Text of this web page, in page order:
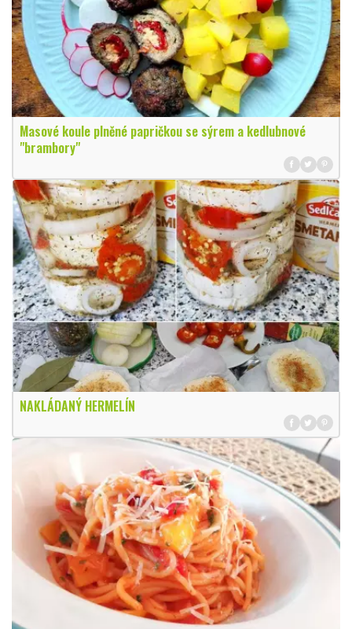
Masové koule plněné papričkou se sýrem a kedlubnové
"brambory"
NAKLÁDANÝ HERMELÍN